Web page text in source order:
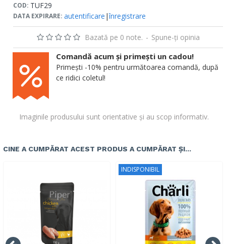
COD: TUF29
DATA EXPIRARE: autentificare |înregistrare
Bazată pe 0 note. - Spune-ţi opinia
Imaginile produsului sunt orientative și au scop informativ.
Comandă acum și primești un cadou!
Primești -10% pentru următoarea comandă, după
ce ridici coletul!
CINE A CUMPĂRAT ACEST PRODUS A CUMPĂRAT ȘI...
INDISPONIBIL